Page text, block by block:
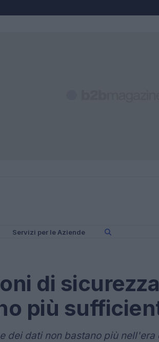
Servizi per le Aziende
di
più
dei dati non bastano più nell'era